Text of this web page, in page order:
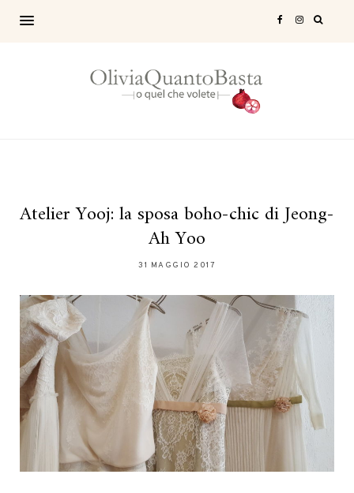
Atelier Yooj: la sposa boho-chic di Jeong-
Ah Yoo
31 MAGGIO 2017